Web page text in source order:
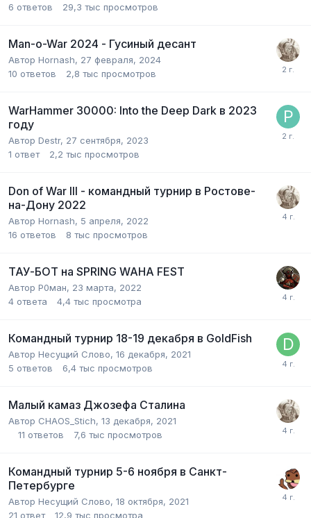
6 ответов 29,3 тыс просмотров
Man-o-War 2024 - Гусиный десант
Автор Hornash, 27 февраля, 2024
10 ответов 2,8 тыс просмотров
WarHammer 30000: Into the Deep Dark в 2023
году
Автор Destr, 27 сентября, 2023
1 ответ 2,2 тыс просмотров
Don of War III - командный турнир в Ростове-
на-Дону 2022
Автор Hornash, 5 апреля, 2022
16 ответов 8 тыс просмотров
ТАУ-БОТ на SPRING WAHA FEST
Автор Р0ман, 23 марта, 2022
4 ответа 4,4 тыс просмотра
Командный турнир 18-19 декабря в GoldFish
Автор Несущий Слово, 16 декабря, 2021
5 ответов 6,4 тыс просмотров
Малый камаз Джозефа Сталина
Автор CHAOS_Stich, 13 декабря, 2021
11 ответов 7,6 тыс просмотров
Командный турнир 5-6 ноября в Санкт-
Петербурге
Автор Несущий Слово, 18 октября, 2021
21 ответ 12,9 тыс просмотра